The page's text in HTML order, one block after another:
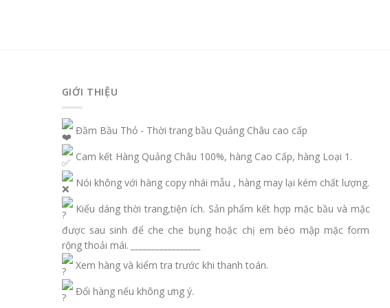
GIỚI THIỆU
Đầm Bầu Thỏ - Thời trang bầu Quảng Châu cao cấp
Cam kết Hàng Quảng Châu 100%, hàng Cao Cấp, hàng Loại 1.
Nói không với hàng copy nhái mẫu , hàng may lại kém chất lượng.
Kiểu dáng thời trang,tiện ích. Sản phẩm kết hợp mặc bầu và mặc
được sau sinh để che che bụng hoặc chị em béo mập mặc form
rộng thoải mái.
Xem hàng và kiểm tra trước khi thanh toán.
Đổi hàng nếu không ưng ý.